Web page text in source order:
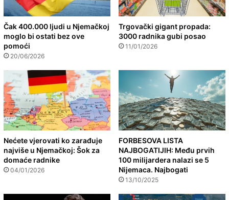
Čak 400.000 ljudi u Njemačkoj
moglo bi ostati bez ove
pomoći
20/06/2026
Trgovački gigant propada:
3000 radnika gubi posao
11/01/2026
Nećete vjerovati ko zarađuje
najviše u Njemačkoj: Šok za
domaće radnike
04/01/2026
FORBESOVA LISTA
NAJBOGATIJIH: Među prvih
100 milijardera nalazi se 5
Nijemaca. Najbogati
13/10/2025